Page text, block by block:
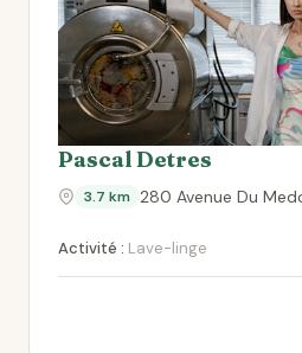
Pascal Detres
3.7 km 280 Avenue Du
Activité : Lave-linge